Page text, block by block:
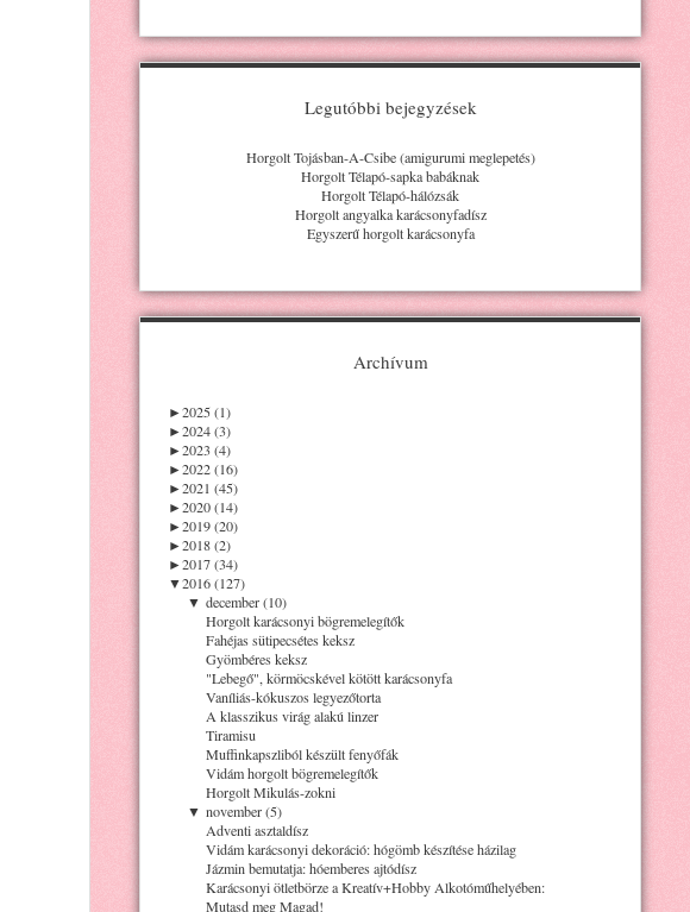
Legutóbbi bejegyzések
Horgolt Tojásban-A-Csibe (amigurumi meglepetés)
Horgolt Télapó-sapka babáknak
Horgolt Télapó-hálózsák
Horgolt angyalka karácsonyfadísz
Egyszerű horgolt karácsonyfa
Archívum
►2025 (1)
►2024 (3)
►2023 (4)
►2022 (16)
►2021 (45)
►2020 (14)
►2019 (20)
►2018 (2)
►2017 (34)
▼2016 (127)
▼ december (10)
Horgolt karácsonyi bögremelegítők
Fahéjas sütipecsétes keksz
Gyömbéres keksz
"Lebegő", körmöcskével kötött karácsonyfa
Vaníliás-kókuszos legyezőtorta
A klasszikus virág alakú linzer
Tiramisu
Muffinkapszliból készült fenyőfák
Vidám horgolt bögremelegítők
Horgolt Mikulás-zokni
▼ november (5)
Adventi asztaldísz
Vidám karácsonyi dekoráció: hógömb készítése házilag
Jázmin bemutatja: hóemberes ajtódísz
Karácsonyi ötletbörze a Kreatív+Hobby Alkotóműhelyében:
Mutasd meg Magad!